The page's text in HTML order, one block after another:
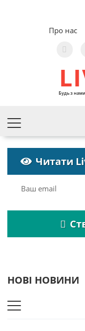
Про нас
Будь з нами
Читати
НОВІ НОВИНИ